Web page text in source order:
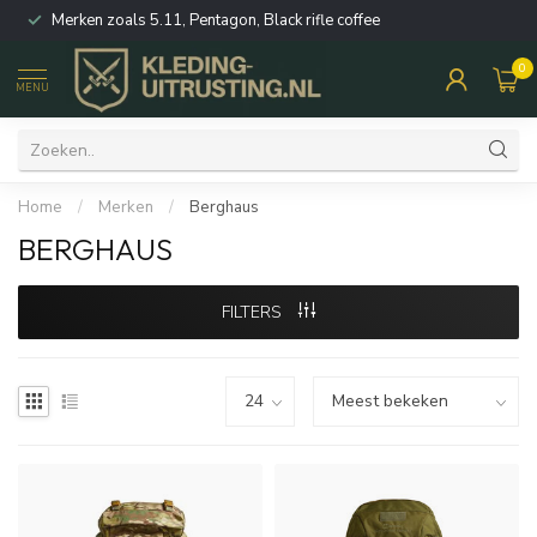
Merken zoals 5.11, Pentagon, Black rifle coffee
MENU
0
Home / Merken / Berghaus
BERGHAUS
FILTERS